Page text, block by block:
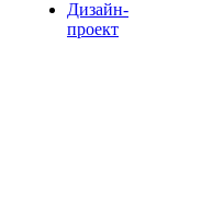
Дизайн-
проект